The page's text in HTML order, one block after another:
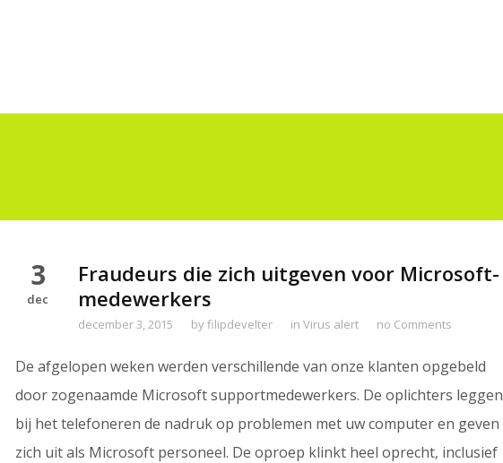
3
dec
Fraudeurs die zich uitgeven voor Microsoft-
medewerkers
december 3, 2015 byfilipdevelter in Virus alert no Comments
De afgelopen weken werden verschillende van onze klanten opgebeld
door zogenaamde Microsoft supportmedewerkers. De oplichters leggen
bij het telefoneren de nadruk op problemen met uw computer en geven
zich uit als Microsoft personeel. De oproep klinkt heel oprecht, inclusief